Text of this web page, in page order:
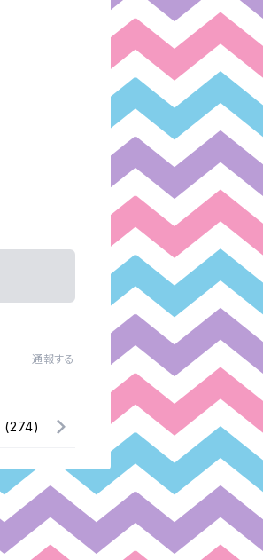
通報する
(274)